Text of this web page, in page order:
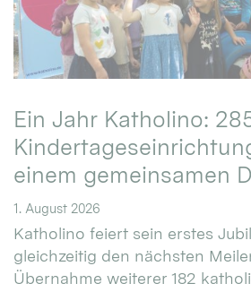
Ein Jahr Katholino:
einem gemeinsamen
1. August 2026
Katholino feiert sein erstes
gleichzeitig den nächsten
Übernahme weiterer 182